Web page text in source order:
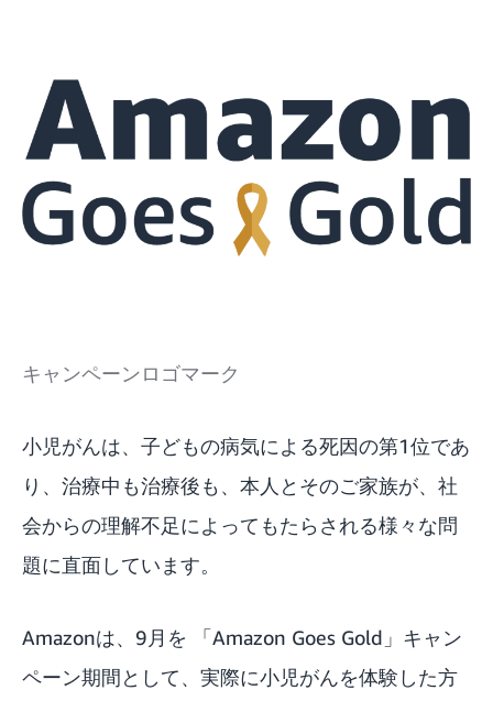
キャンペーンロゴマーク
小児がんは、子どもの病気による死因の第1位であ
り、治療中も治療後も、本人とそのご家族が、社
会からの理解不足によってもたらされる様々な問
題に直面しています。
Amazonは、9月を 「Amazon Goes Gold」キャン
ペーン期間として、実際に小児がんを体験した方